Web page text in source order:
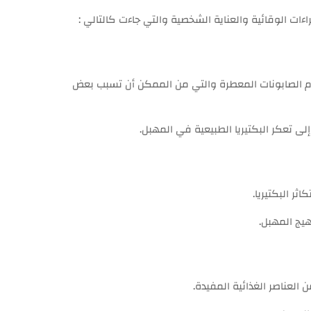
الوقائية والعناية الشخصية والتي جاءت كالتالي :
الصابونات المعطرة والتي من الممكن أن تسبب بعض
تعكر البكتيريا الطبيعية في المهبل.
البكتيريا.
المهبل.
الغذائية المفيدة.